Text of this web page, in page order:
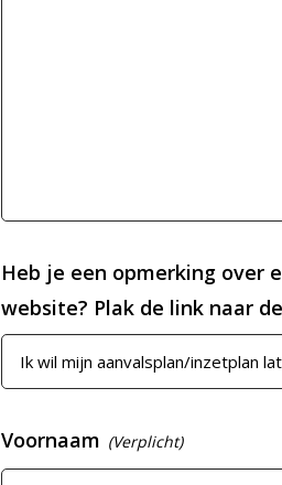
Heb je een opmerking over
website? Plak de link naar
Voornaam (Verplicht)